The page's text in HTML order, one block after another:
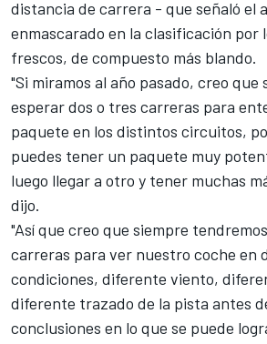
distancia de carrera - que señaló el
enmascarado en la clasificación por
frescos, de compuesto más blando.
"Si miramos al año pasado, creo que
esperar dos o tres carreras para
paquete en los distintos circuitos,
puedes tener un paquete muy
luego llegar a otro y tener muchas
dijo.
"Así que creo que siempre
carreras para ver nuestro coche en
condiciones, diferente viento,
diferente trazado de la pista antes
conclusiones en lo que se puede